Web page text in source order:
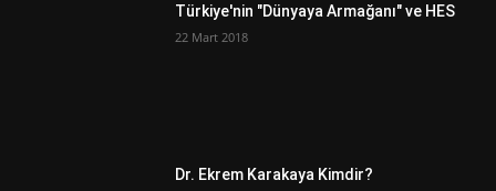
Türkiye'nin "Dünyaya Armağanı" ve HES
22 Mart 2018
Dr. Ekrem Karakaya Kimdir?